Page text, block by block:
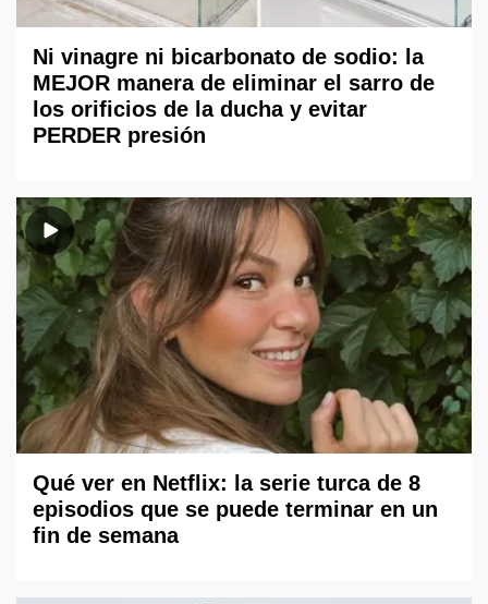
Ni vinagre ni bicarbonato de sodio: la
MEJOR manera de eliminar el sarro de
los orificios de la ducha y evitar
PERDER presión
Qué ver en Netflix: la serie turca de 8
episodios que se puede terminar en un
fin de semana